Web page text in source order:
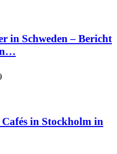
in Schweden – Bericht
in Stockholm in